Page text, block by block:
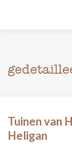
Tuinen van
Heligan